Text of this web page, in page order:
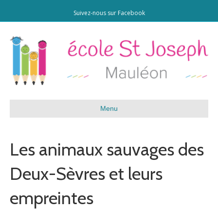
Suivez-nous sur Facebook
Menu
Les animaux sauvages des
Deux-Sèvres et leurs
empreintes